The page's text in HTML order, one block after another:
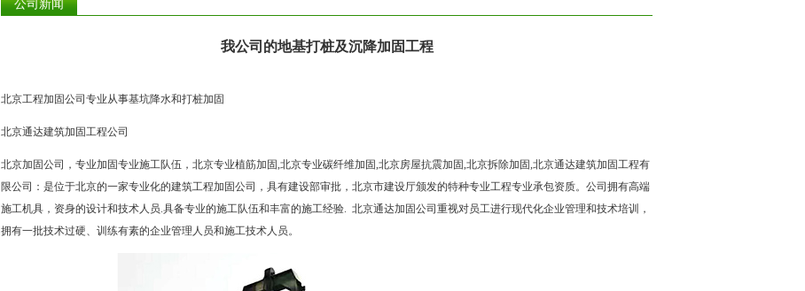
公司新闻
我公司的地基打桩及沉降加固工程
北京工程加固公司专业从事基坑降水和打桩加固
北京通达建筑加固工程公司
北京加固公司 ，专业加固专业施工队伍，北京专业植筋加固,北京专业碳纤维加固,北京房屋抗震加固,北京拆除加固,北京通达建筑加固工程有
限公司：是位于北京的一家专业化的建筑工程加固公司，具有建设部审批，北京市建设厅颁发的特种专业工程专业承包资质。公司拥有高端
施工机具，资身的设计和技术人员.具备专业的施工队伍和丰富的施工经验. 北京通达加固公司重视对员工进行现代化企业管理和技术培训，
拥有一批技术过硬、训练有素的企业管理人员和施工技术人员。